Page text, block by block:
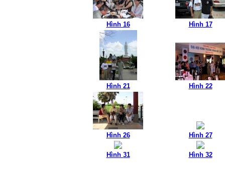
Hình 16 Hình 17
Hình 21 Hình 22
Hình 26 Hình 27
Hình 31 Hình 32